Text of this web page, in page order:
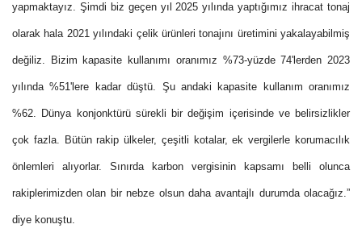
yapmaktayız. Şimdi biz geçen yıl 2025 yılında yaptığımız ihracat tonaj
olarak hala 2021 yılındaki çelik ürünleri tonajını üretimini yakalayabilmiş
değiliz. Bizim kapasite kullanımı oranımız %73-yüzde 74'lerden 2023
yılında %51'lere kadar düştü. Şu andaki kapasite kullanım oranımız
%62. Dünya konjonktürü sürekli bir değişim içerisinde ve belirsizlikler
çok fazla. Bütün rakip ülkeler, çeşitli kotalar, ek vergilerle korumacılık
önlemleri alıyorlar. Sınırda karbon vergisinin kapsamı belli olunca
rakiplerimizden olan bir nebze olsun daha avantajlı durumda olacağız.”
diye konuştu.